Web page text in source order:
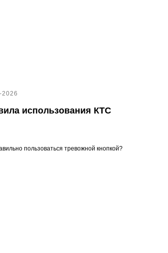
2026
использования КТС
пользоваться тревожной кнопкой?